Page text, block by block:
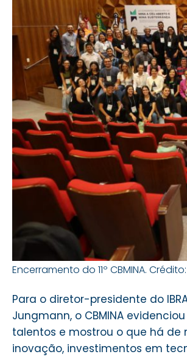
Encerramento do 11º CBMINA.
Para o diretor-presidente do
Jungmann, o CBMINA
talentos e mostrou o que há de
inovação, investimentos em